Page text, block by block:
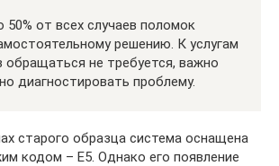
от всех случаев поломок
решению. К услугам
обращаться не требуется, важно
диагностировать проблему.
старого образца система оснащена
кодом – E5. Однако его появление